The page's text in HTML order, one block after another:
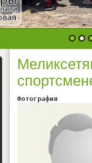
1 2
Фотография